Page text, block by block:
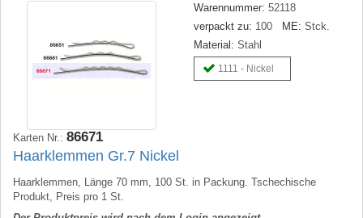
Warennummer: 52118
verpackt zu: 100 ME: Stck.
Material: Stahl
1111 - Nickel
Karten Nr.: 86671
Haarklemmen Gr.7 Nickel
Haarklemmen, Länge 70 mm, 100 St. in Packung. Tschechische
Produkt, Preis pro 1 St.